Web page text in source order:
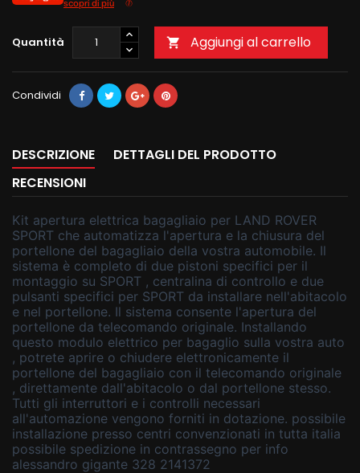
scopri di più
Quantità  Aggiungi al carrello
Condividi
DESCRIZIONE
DETTAGLI DEL PRODOTTO
RECENSIONI
Kit apertura elettrica bagagliaio per LAND ROVER
SPORT che automatizza l'apertura e la chiusura del
portellone del bagagliaio della vostra automobile. Il
sistema è completo di due pistoni specifici per il
montaggio su SPORT , centralina di controllo e due
pulsanti specifici per SPORT da installare nell'abitacolo
e nel portellone. Il sistema consente l'apertura del
portellone da telecomando originale. Installando
questo modulo elettrico per bagaglio sulla vostra auto
, potrete aprire o chiudere elettronicamente il
portellone del bagagliaio con il telecomando originale
, direttamente dall'abitacolo o dal portellone stesso.
Tutti gli interruttori e i controlli necessari
all'automazione vengono forniti in dotazione. possibile
installazione presso centri convenzionati in tutta italia
possibile spedizione in contrassegno per info
alessandro gigante 328 2141372